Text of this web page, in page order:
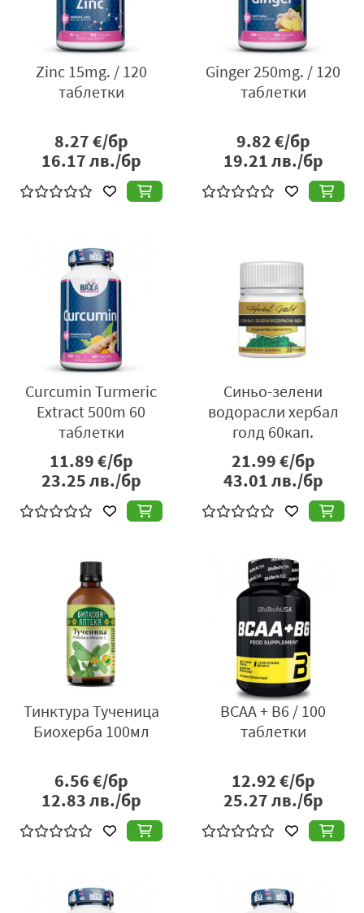
Zinc 15mg. / 120
таблетки
8.27€/бр
16.17лв./бр
Ginger 250mg. / 120
таблетки
9.82€/бр
19.21лв./бр
Curcumin Turmeric
Extract 500m 60
таблетки
11.89€/бр
23.25лв./бр
Синьо-зелени
водорасли хербал
голд 60кап.
21.99€/бр
43.01лв./бр
Тинктура Тученица
Биохерба 100мл
6.56€/бр
12.83лв./бр
BCAA + B6 / 100
таблетки
12.92€/бр
25.27лв./бр